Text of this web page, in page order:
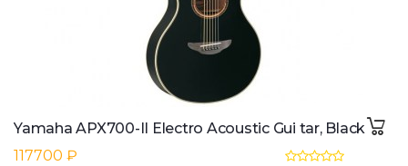
Yamaha APX700-II Electro Acoustic Gui tar, Black
117700 ₽